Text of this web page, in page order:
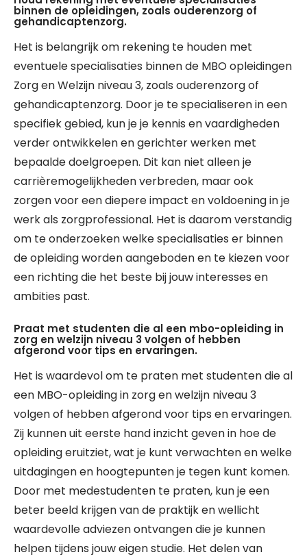
binnen de opleidingen, zoals ouderenzorg of
gehandicaptenzorg.
Het is belangrijk om rekening te houden met
eventuele specialisaties binnen de MBO opleidingen
Zorg en Welzijn niveau 3, zoals ouderenzorg of
gehandicaptenzorg. Door je te specialiseren in een
specifiek gebied, kun je je kennis en vaardigheden
verder ontwikkelen en gerichter werken met
bepaalde doelgroepen. Dit kan niet alleen je
carrièremogelijkheden verbreden, maar ook
zorgen voor een diepere impact en voldoening in je
werk als zorgprofessional. Het is daarom verstandig
om te onderzoeken welke specialisaties er binnen
de opleiding worden aangeboden en te kiezen voor
een richting die het beste bij jouw interesses en
ambities past.
Praat met studenten die al een mbo-opleiding in
zorg en welzijn niveau 3 volgen of hebben
afgerond voor tips en ervaringen.
Het is waardevol om te praten met studenten die al
een MBO-opleiding in zorg en welzijn niveau 3
volgen of hebben afgerond voor tips en ervaringen.
Zij kunnen uit eerste hand inzicht geven in hoe de
opleiding eruitziet, wat je kunt verwachten en welke
uitdagingen en hoogtepunten je tegen kunt komen.
Door met medestudenten te praten, kun je een
beter beeld krijgen van de praktijk en wellicht
waardevolle adviezen ontvangen die je kunnen
helpen tijdens jouw eigen studie. Het delen van